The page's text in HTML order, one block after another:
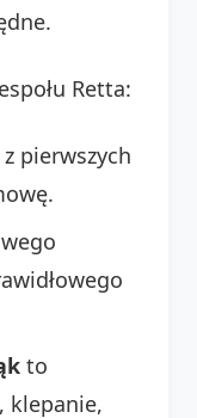
Retta:
pierwszych
to
klepanie,